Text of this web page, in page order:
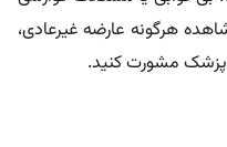
هرگونه عارضه غیرعادی،
پزشک مشورت کنید.